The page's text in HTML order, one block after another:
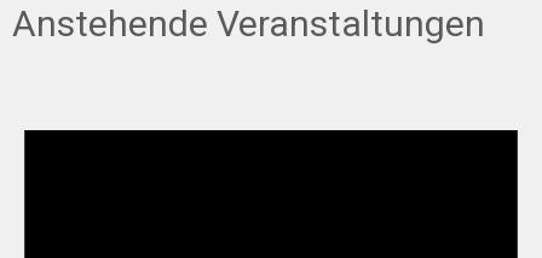
Anstehende Veranstaltungen